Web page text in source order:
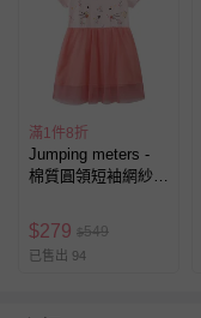
滿1件8折
Jumping meters -
棉質圓領短袖網紗洋
$279 $549
已售出 94